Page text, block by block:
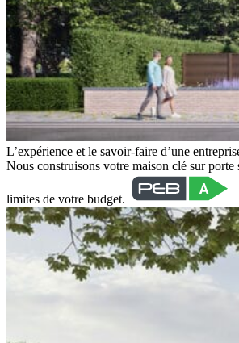
L’expérience et le savoir-faire d’une
Nous construisons votre maison clé sur porte
limites de votre budget.